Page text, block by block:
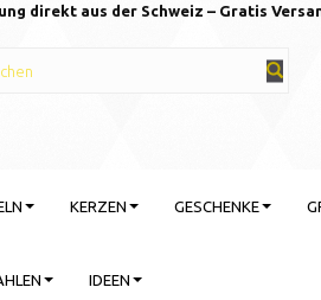
direkt aus der Schweiz – Gratis
KERZEN GESCHENKE
IDEEN